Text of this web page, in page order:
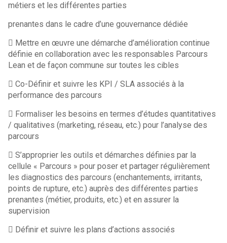
métiers et les différentes parties
prenantes dans le cadre d’une gouvernance dédiée
 Mettre en œuvre une démarche d’amélioration continue
définie en collaboration avec les responsables Parcours
Lean et de façon commune sur toutes les cibles
 Co-Définir et suivre les KPI / SLA associés à la
performance des parcours
 Formaliser les besoins en termes d’études quantitatives
/ qualitatives (marketing, réseau, etc.) pour l’analyse des
parcours
 S’approprier les outils et démarches définies par la
cellule « Parcours » pour poser et partager régulièrement
les diagnostics des parcours (enchantements, irritants,
points de rupture, etc.) auprès des différentes parties
prenantes (métier, produits, etc.) et en assurer la
supervision
 Définir et suivre les plans d’actions associés